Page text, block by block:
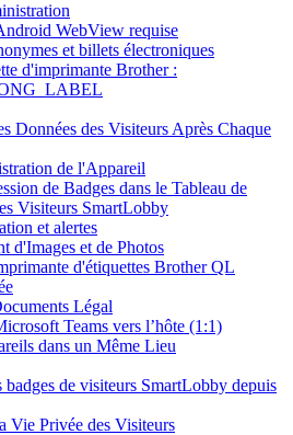
WebView requise
et billets électroniques
d'imprimante Brother :
Données des Visiteurs Après Chaque
de l'Appareil
de Badges dans le Tableau de
Visiteurs SmartLobby
et alertes
d'Images et de Photos
d'étiquettes Brother QL
Légal
Teams vers l’hôte (1:1)
dans un Même Lieu
badges de visiteurs SmartLobby depuis
Vie Privée des Visiteurs